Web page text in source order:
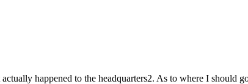
happened to the headquarters2. As to where I should